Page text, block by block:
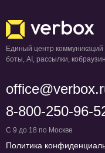
Единый центр
боты, AI, рассылки,
8-800-250-96-
С 9 до 18 по Москве
Политика